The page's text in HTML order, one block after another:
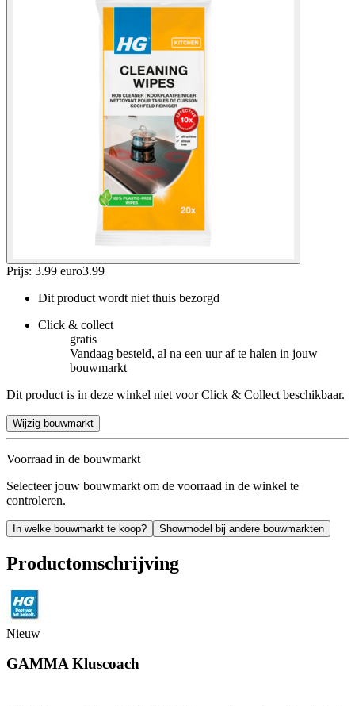
Prijs: 3.99 euro3.99
Dit product wordt niet thuis bezorgd
Click & collect
gratis
Vandaag besteld, al na een uur af te halen in jouw
bouwmarkt
Dit product is in deze winkel niet voor Click & Collect beschikbaar.
Wijzig bouwmarkt
Voorraad in de bouwmarkt
Selecteer jouw bouwmarkt om de voorraad in de winkel te
controleren.
In welke bouwmarkt te koop? Showmodel bij andere bouwmarkten
Productomschrijving
Nieuw
GAMMA Kluscoach